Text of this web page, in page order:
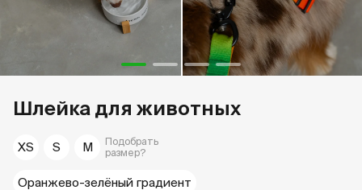
Шлейка для животных
XS S M
Подобрать
размер?
Оранжево-зелёный градиент